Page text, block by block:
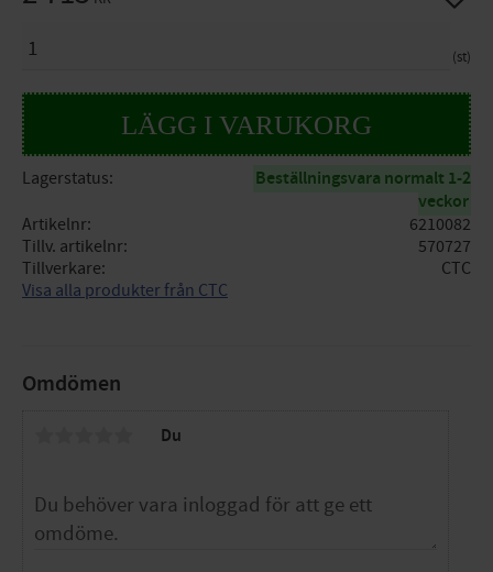
st
Lagerstatus
Beställningsvara normalt 1-2
veckor
Artikelnr
6210082
Tillv. artikelnr
570727
Tillverkare
CTC
Visa alla produkter från CTC
Omdömen
Du